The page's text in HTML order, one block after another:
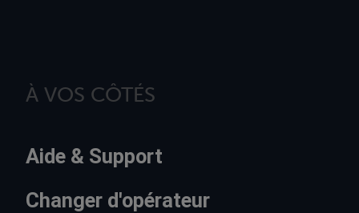
À VOS CÔTÉS
Aide & Support
Changer d'opérateur